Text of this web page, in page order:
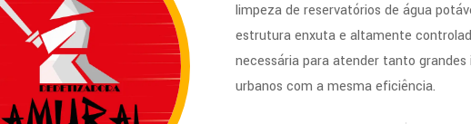
limpeza de reservatórios de água
estrutura enxuta e altamente
necessária para atender tanto
urbanos com a mesma eficiência.